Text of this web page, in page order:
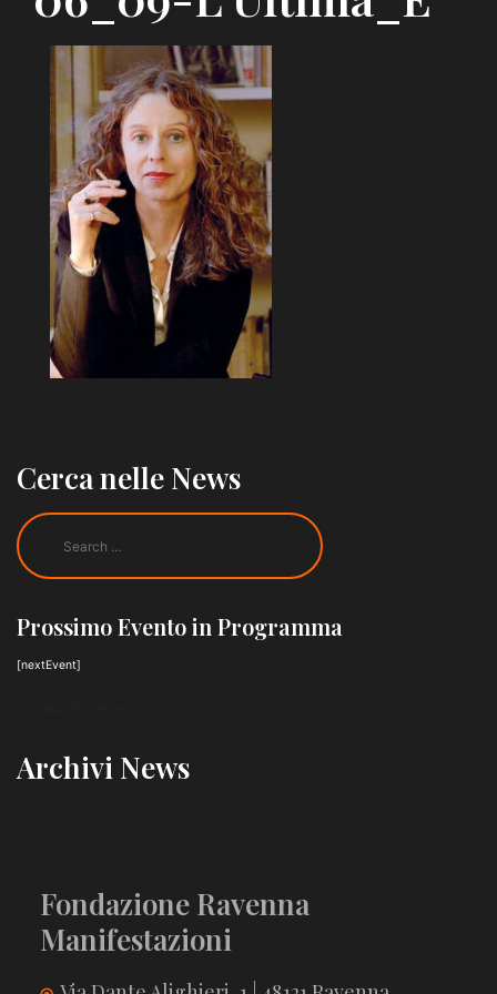
Cerca nelle News
Prossimo Evento in Programma
[nextEvent]
Archivi News
Fondazione Ravenna
Manifestazioni